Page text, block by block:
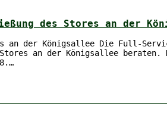
des Stores an der
an der Königsallee Die Full-
an der Königsallee